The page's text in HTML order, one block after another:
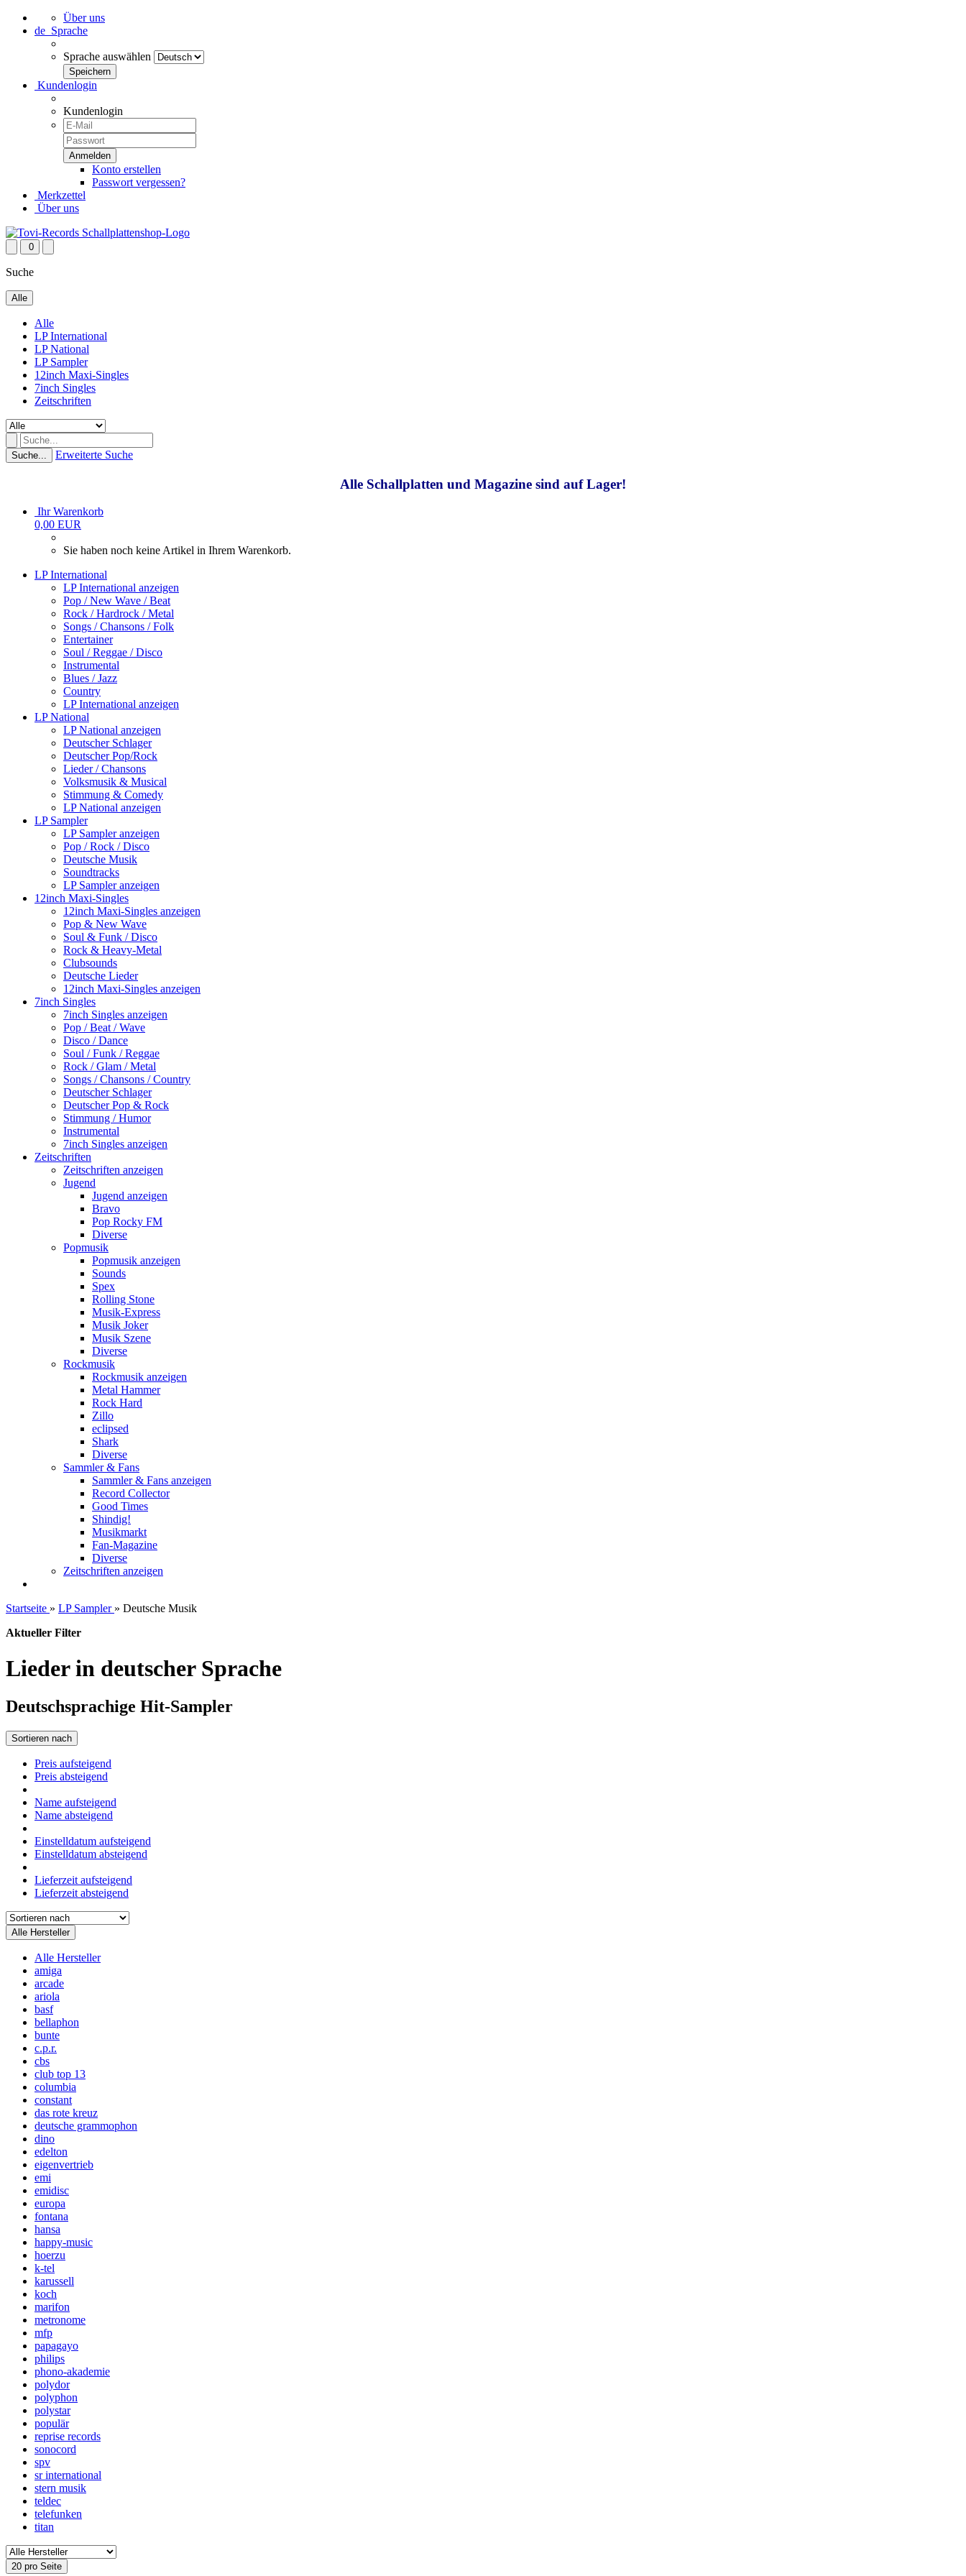
Über uns
de Sprache
Sprache auswählen
Kundenlogin
Kundenlogin
Konto erstellen
Passwort vergessen?
Merkzettel
Über uns
0
Suche
Alle
Alle
LP International
LP National
LP Sampler
12inch Maxi-Singles
7inch Singles
Zeitschriften
Suche... Erweiterte Suche
Alle Schallplatten und Magazine sind auf Lager!
Ihr Warenkorb
0,00 EUR
Sie haben noch keine Artikel in Ihrem Warenkorb.
LP International
LP International anzeigen
Pop / New Wave / Beat
Rock / Hardrock / Metal
Songs / Chansons / Folk
Entertainer
Soul / Reggae / Disco
Instrumental
Blues / Jazz
Country
LP International anzeigen
LP National
LP National anzeigen
Deutscher Schlager
Deutscher Pop/Rock
Lieder / Chansons
Volksmusik & Musical
Stimmung & Comedy
LP National anzeigen
LP Sampler
LP Sampler anzeigen
Pop / Rock / Disco
Deutsche Musik
Soundtracks
LP Sampler anzeigen
12inch Maxi-Singles
12inch Maxi-Singles anzeigen
Pop & New Wave
Soul & Funk / Disco
Rock & Heavy-Metal
Clubsounds
Deutsche Lieder
12inch Maxi-Singles anzeigen
7inch Singles
7inch Singles anzeigen
Pop / Beat / Wave
Disco / Dance
Soul / Funk / Reggae
Rock / Glam / Metal
Songs / Chansons / Country
Deutscher Schlager
Deutscher Pop & Rock
Stimmung / Humor
Instrumental
7inch Singles anzeigen
Zeitschriften
Zeitschriften anzeigen
Jugend
Jugend anzeigen
Bravo
Pop Rocky FM
Diverse
Popmusik
Popmusik anzeigen
Sounds
Spex
Rolling Stone
Musik-Express
Musik Joker
Musik Szene
Diverse
Rockmusik
Rockmusik anzeigen
Metal Hammer
Rock Hard
Zillo
eclipsed
Shark
Diverse
Sammler & Fans
Sammler & Fans anzeigen
Record Collector
Good Times
Shindig!
Musikmarkt
Fan-Magazine
Diverse
Zeitschriften anzeigen
Startseite » LP Sampler » Deutsche Musik
Aktueller Filter
Lieder in deutscher Sprache
Deutschsprachige Hit-Sampler
Sortieren nach
Preis aufsteigend
Preis absteigend
Name aufsteigend
Name absteigend
Einstelldatum aufsteigend
Einstelldatum absteigend
Lieferzeit aufsteigend
Lieferzeit absteigend
Alle Hersteller
Alle Hersteller
amiga
arcade
ariola
basf
bellaphon
bunte
c.p.r.
cbs
club top 13
columbia
constant
das rote kreuz
deutsche grammophon
dino
edelton
eigenvertrieb
emi
emidisc
europa
fontana
hansa
happy-music
hoerzu
k-tel
karussell
koch
marifon
metronome
mfp
papagayo
philips
phono-akademie
polydor
polyphon
polystar
populär
reprise records
sonocord
spv
sr international
stern musik
teldec
telefunken
titan
20 pro Seite